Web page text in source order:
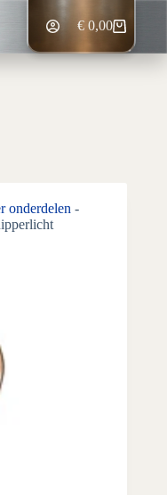
Winkelwagen
€0,00
onderdelen -